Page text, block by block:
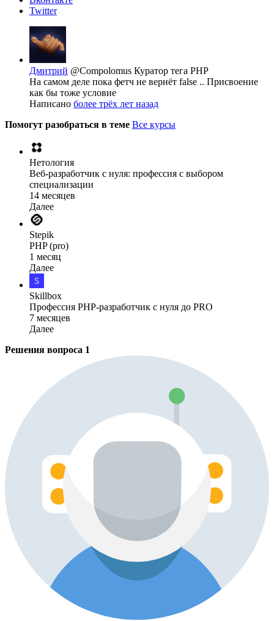
Twitter
Дмитрий @Compolomus Куратор тега PHP
На самом деле пока фетч не вернёт false .. Присвоение
как бы тоже условие
Написано более трёх лет назад
Помогут разобраться в теме Все курсы
Нетология
Веб-разработчик с нуля: профессия с выбором
специализации
14 месяцев
Далее
Stepik
PHP (pro)
1 месяц
Далее
Skillbox
Профессия PHP-разработчик с нуля до PRO
7 месяцев
Далее
Решения вопроса 1